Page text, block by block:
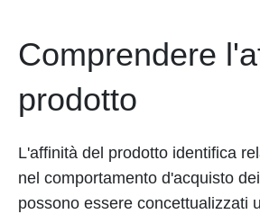
Comprendere
prodotto
L'affinità del prodotto identifica
nel comportamento d'acquisto
possono essere concettualizzati